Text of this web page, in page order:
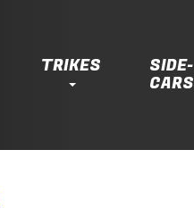
TRIKES SIDE-
CARS